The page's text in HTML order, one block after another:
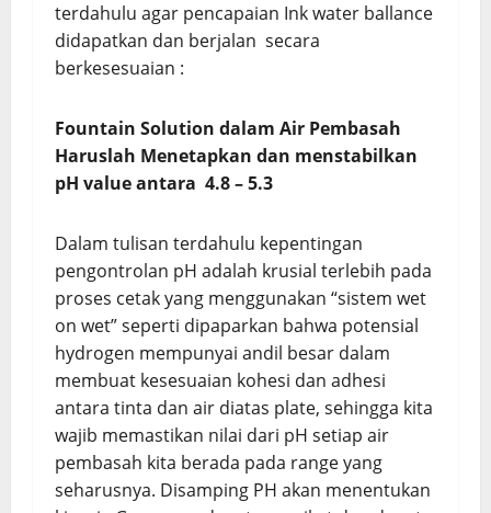
terdahulu agar pencapaian Ink water ballance
didapatkan dan berjalan secara
berkesesuaian :
Fountain Solution dalam Air Pembasah
Haruslah Menetapkan dan menstabilkan
pH value antara 4.8 – 5.3
Dalam tulisan terdahulu kepentingan
pengontrolan pH adalah krusial terlebih pada
proses cetak yang menggunakan “sistem wet
on wet” seperti dipaparkan bahwa potensial
hydrogen mempunyai andil besar dalam
membuat kesesuaian kohesi dan adhesi
antara tinta dan air diatas plate, sehingga kita
wajib memastikan nilai dari pH setiap air
pembasah kita berada pada range yang
seharusnya. Disamping PH akan menentukan